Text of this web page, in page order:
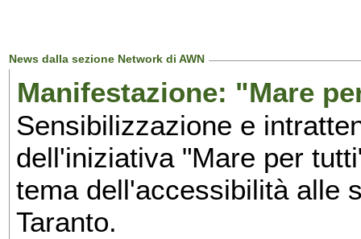
News dalla sezione Network di AWN
Manifestazione: "Mare
Sensibilizzazione e
dell'iniziativa "Mare per
tema dell'accessibilità alle
Taranto.